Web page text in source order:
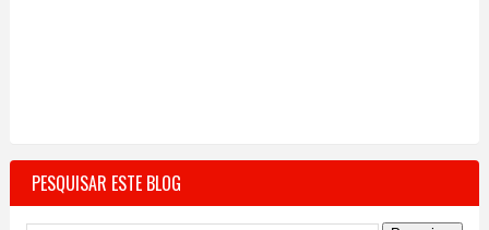
PESQUISAR ESTE BLOG